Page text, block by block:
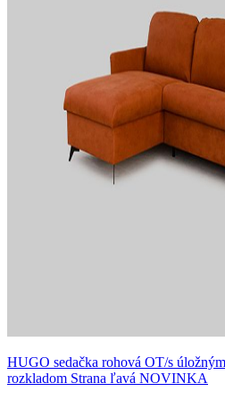
HUGO sedačka rohová OT/s
rozkladom Strana ľavá NOVINKA